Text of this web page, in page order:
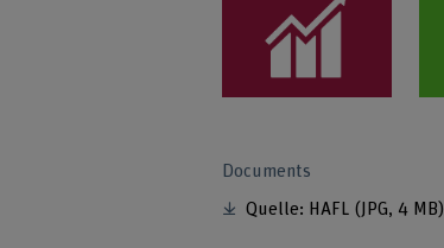
Documents
Quelle: HAFL(JPG, 4 MB)